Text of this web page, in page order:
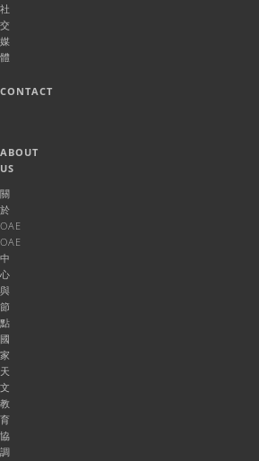
社
交
媒
體
CONTACT
ABOUT
US
關
於
OAE
OAE
中
心
與
節
點
國
家
天
文
教
育
協
調